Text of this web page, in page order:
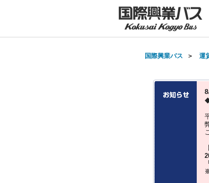
国際興業バス ＞ 運